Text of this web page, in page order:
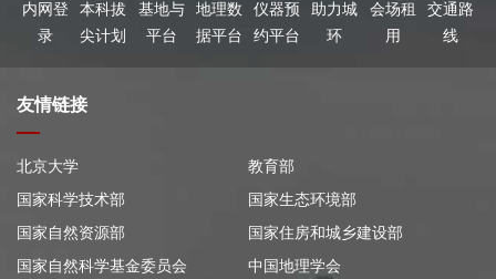
内网登
录
本科拔
尖计划
基地与
平台
地理数
据平台
仪器预
约平台
助力城
环
会场租
用
交通路
线
友情链接
北京大学
教育部
国家科学技术部
国家生态环境部
国家自然资源部
国家住房和城乡建设部
国家自然科学基金委员会
中国地理学会